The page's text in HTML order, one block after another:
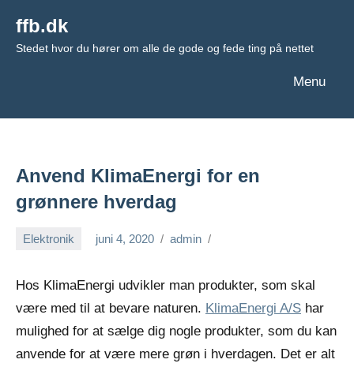
indhold
ffb.dk
Stedet hvor du hører om alle de gode og fede ting på nettet
Menu
Anvend KlimaEnergi for en
grønnere hverdag
Elektronik juni 4, 2020 admin
Hos KlimaEnergi udvikler man produkter, som skal
være med til at bevare naturen. KlimaEnergi A/S har
mulighed for at sælge dig nogle produkter, som du kan
anvende for at være mere grøn i hverdagen. Det er alt